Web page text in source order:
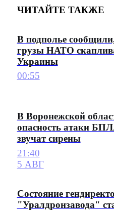
ЧИТАЙТЕ ТАКЖЕ
В подполье
грузы НАТО
Украины
00:55
В Воронежской
опасность атаки
звучат сирены
21:40
5 АВГ
Состояние
"Уралдронзавода"